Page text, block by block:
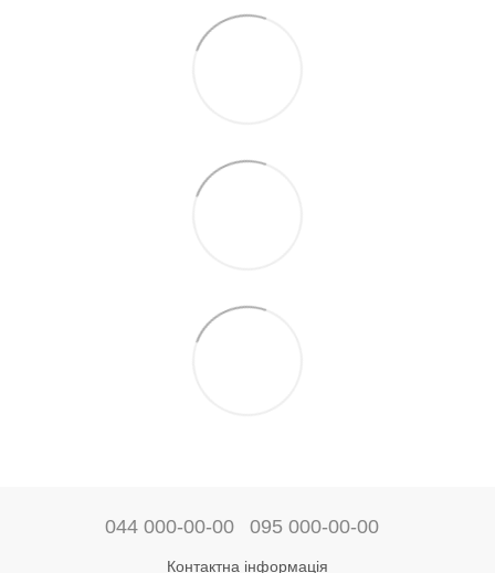
044 000-00-00 095 000-00-00
Контактна інформація